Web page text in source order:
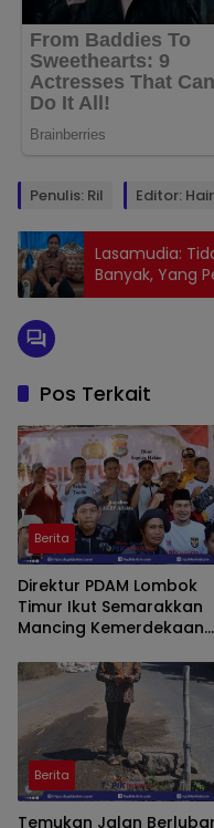
Penulis: Ril Editor:
Lasamudia:
Banyak, Yang
Berkualiatas
Pos Terkait
Berita
Direktur PDAM Lombok
Timur Ikut Semarakkan
Mancing Kemerdekaan
untuk Peserta
Berita
Temukan Jalan